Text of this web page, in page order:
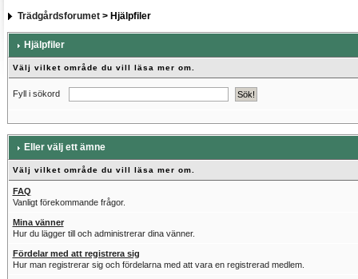
Trädgårdsforumet> Hjälpfiler
Hjälpfiler
Välj vilket område du vill läsa mer om.
Fyll i sökord
Eller välj ett ämne
Välj vilket område du vill läsa mer om.
FAQ
Vanligt förekommande frågor.
Mina vänner
Hur du lägger till och administrerar dina vänner.
Fördelar med att registrera sig
Hur man registrerar sig och fördelarna med att vara en registrerad medlem.